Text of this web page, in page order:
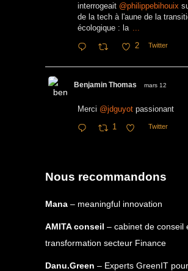
interrogeait @philippebihouix
de la tech à l'aune de la
écologique : la
2 Twitter
Benjamin Thomas mars 12
Merci @jdguyot passionant
1 Twitter
Nous recommandons
Mana – meaningful innovation
AMITA conseil – cabinet de conseil
transformation secteur Finance
Danu.Green – Experts GreenIT pour